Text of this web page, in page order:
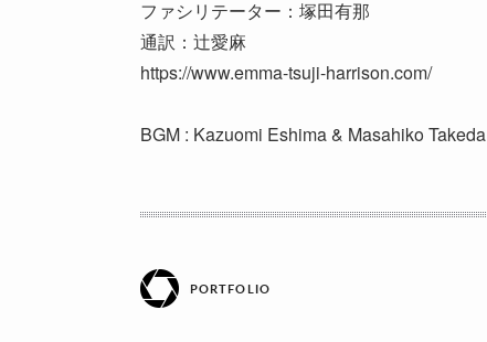
ファシリテーター：塚田有那
通訳：辻愛麻
https://www.emma-tsuji-harrison.com/​
BGM : Kazuomi Eshima & Masahiko Takeda
PORTFOLIO